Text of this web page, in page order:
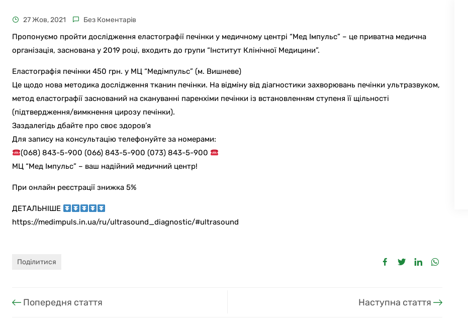
27 Жов, 2021 Без Коментарів
Пропонуємо пройти дослідження еластографії печінки у медичному центрі “Мед Імпульс” – це приватна медична
організація, заснована у 2019 році, входить до групи “Інститут Клінічної Медицини”.
Еластографія печінки 450 грн. у МЦ “Медімпульс” (м. Вишневе)
Це щодо нова методика дослідження тканин печінки. На відміну від діагностики захворювань печінки ультразвуком,
метод еластографії заснований на скануванні паренхіми печінки із встановленням ступеня її щільності
(підтвердження/вимкнення цирозу печінки).
Заздалегідь дбайте про своє здоров’я
Для запису на консультацію телефонуйте за номерами:
(068) 843-5-900 (066) 843-5-900 (073) 843-5-900
МЦ “Мед Імпульс” – ваш надійний медичний центр!
При онлайн реєстрації знижка 5%
ДЕТАЛЬНІШЕ
https://medimpuls.in.ua/ru/ultrasound_diagnostic/#ultrasound
Поділитися
Попередня стаття Наступна стаття